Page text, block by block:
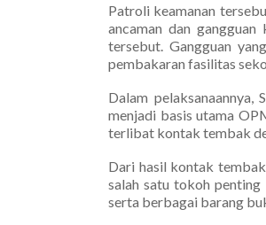
Patroli keamanan
ancaman dan
tersebut. Gangguan
pembakaran fasilitas
Dalam
menjadi basis utama
terlibat kontak tembak
Dari hasil kontak
salah satu tokoh penting
serta berbagai barang